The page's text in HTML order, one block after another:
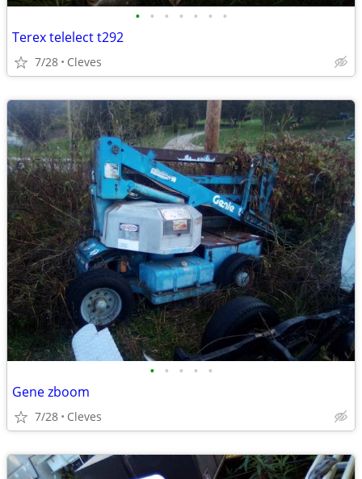
• • • • • • •
Terex telelect t292
7/28 Cleves
• • • • •
Gene zboom
7/28 Cleves